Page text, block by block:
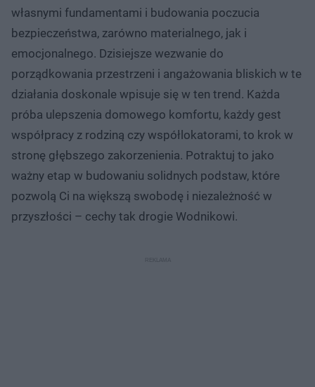
własnymi fundamentami i budowania poczucia
bezpieczeństwa, zarówno materialnego, jak i
emocjonalnego. Dzisiejsze wezwanie do
porządkowania przestrzeni i angażowania bliskich w te
działania doskonale wpisuje się w ten trend. Każda
próba ulepszenia domowego komfortu, każdy gest
współpracy z rodziną czy współlokatorami, to krok w
stronę głębszego zakorzenienia. Potraktuj to jako
ważny etap w budowaniu solidnych podstaw, które
pozwolą Ci na większą swobodę i niezależność w
przyszłości – cechy tak drogie Wodnikowi.